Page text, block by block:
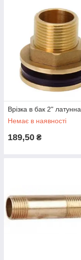
Врізка в бак 2" латунна
Немає в наявності
189,50 ₴